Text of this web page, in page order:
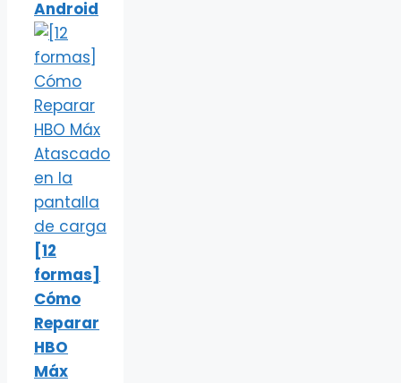
Android
[12
formas]
Cómo
Reparar
HBO
Máx